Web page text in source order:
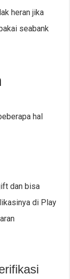
heran jika
seabank
hal
dan bisa
di Play